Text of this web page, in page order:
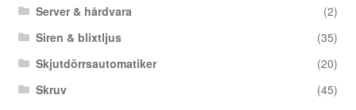
Server & hårdvara
(2)
Siren & blixtljus
(35)
Skjutdörrsautomatiker
(20)
Skruv
(45)